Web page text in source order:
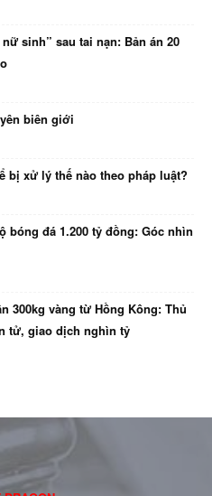
sinh” sau tai nạn: Bản án 20
biên giới
bị xử lý thế nào theo pháp luật?
bóng đá 1.200 tỷ đồng: Góc nhìn
300kg vàng từ Hồng Kông: Thủ
tử, giao dịch nghìn tỷ